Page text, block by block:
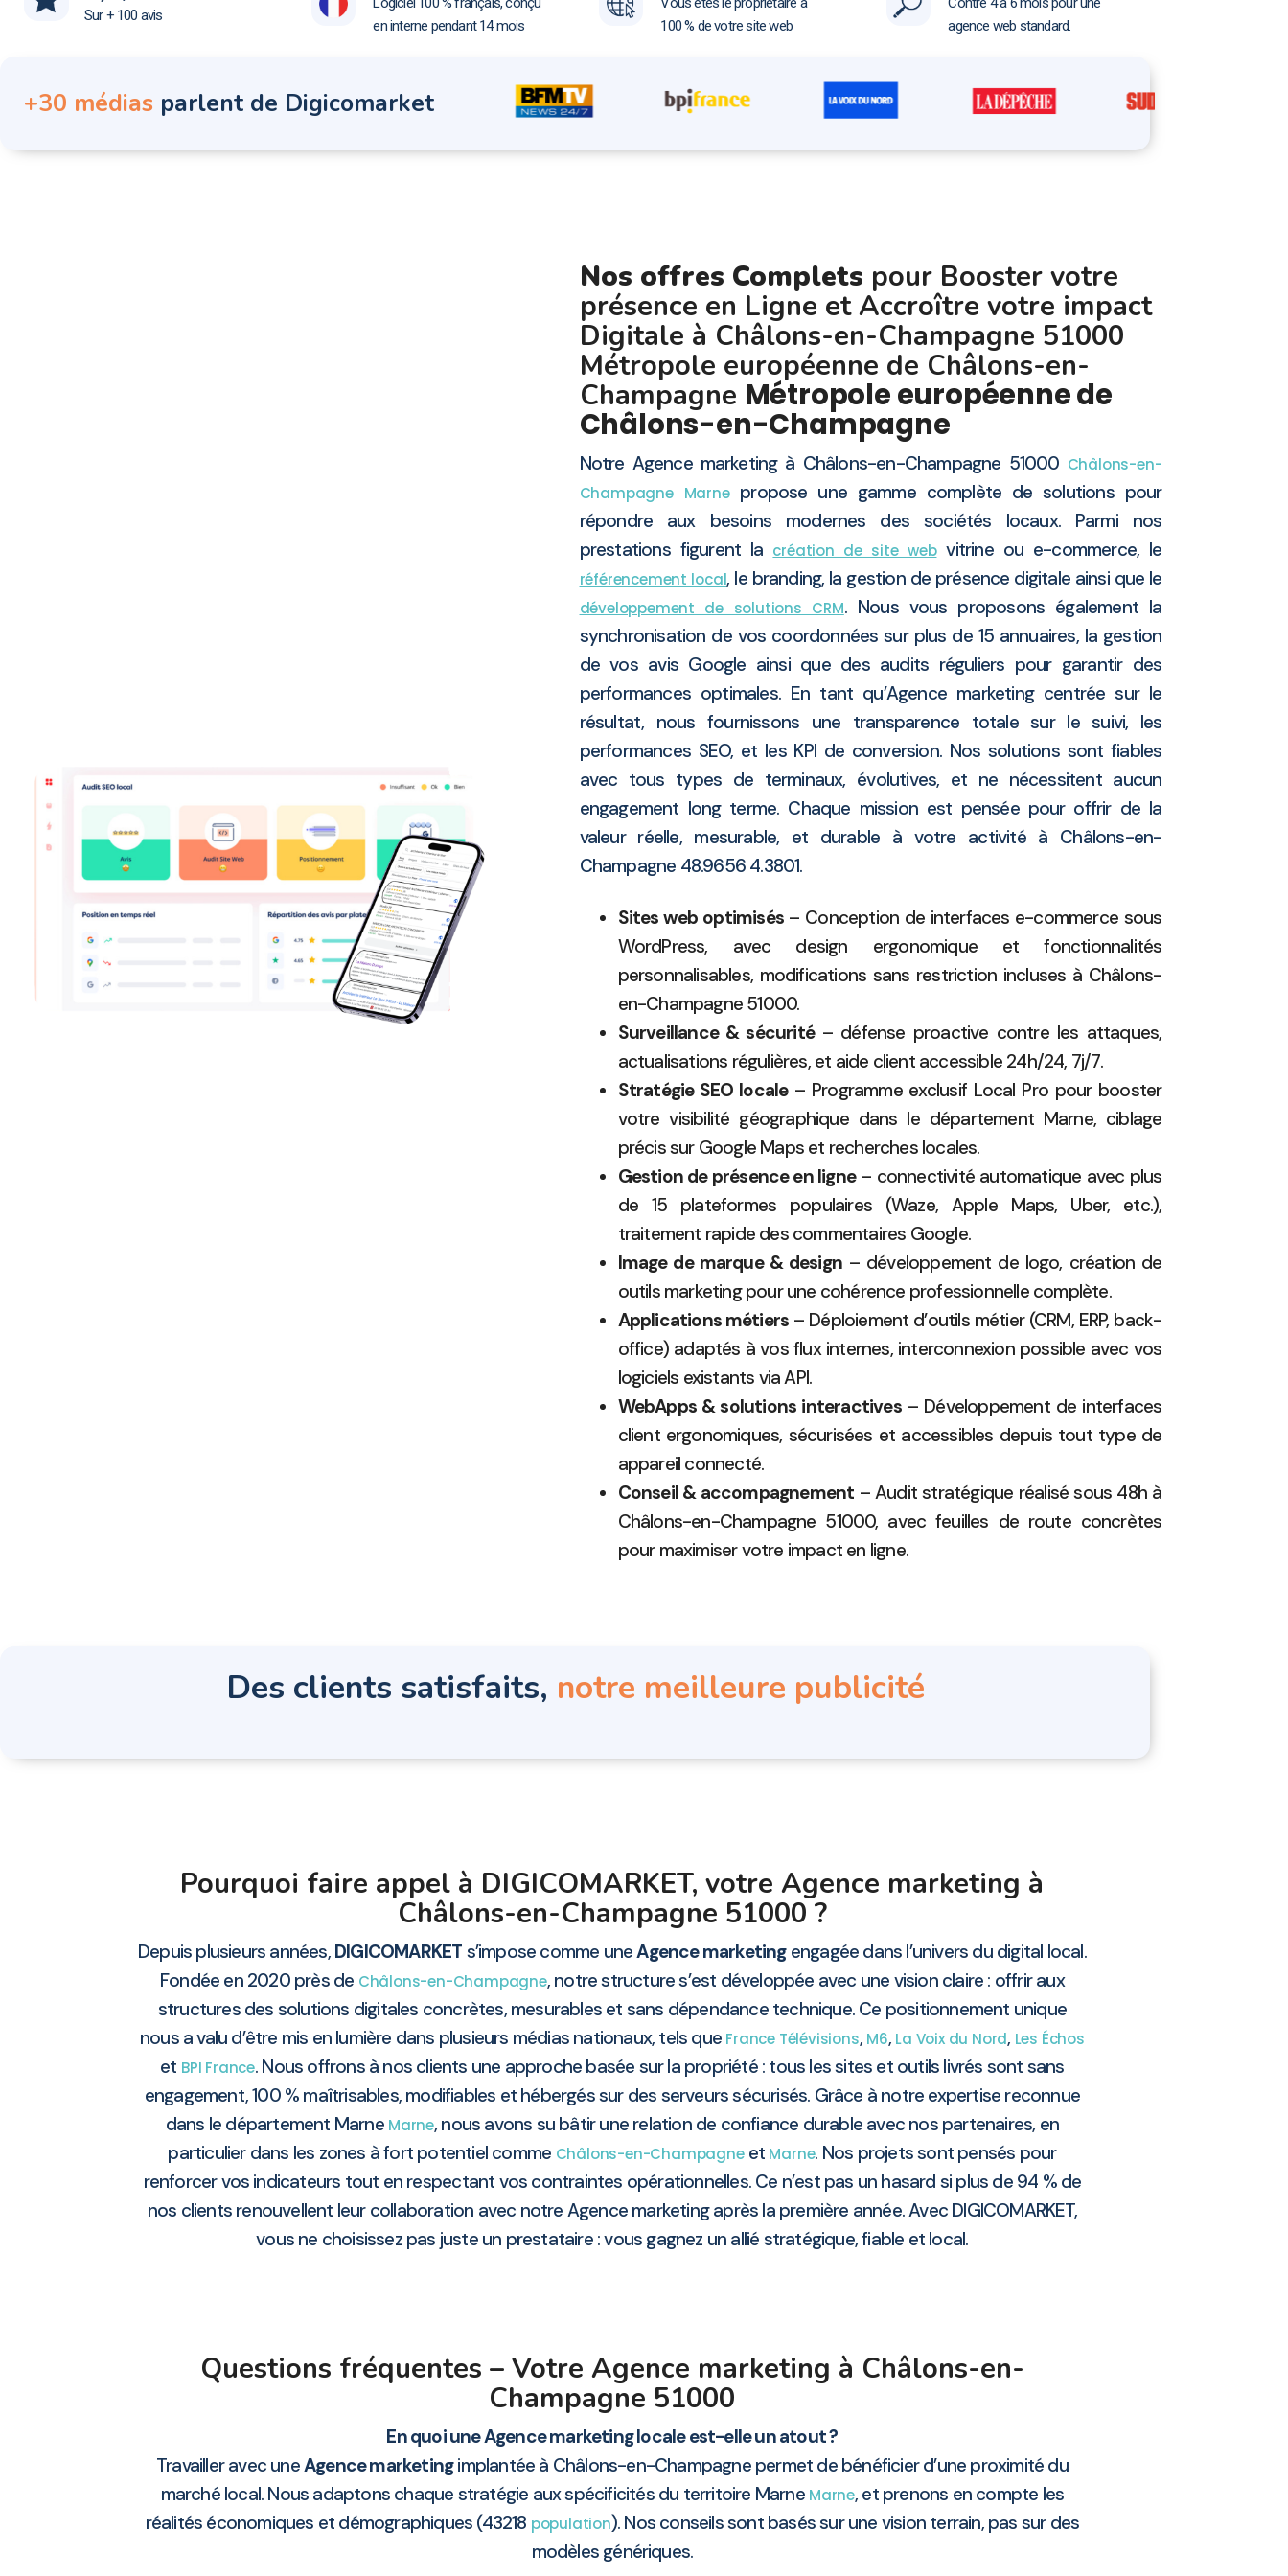
Sur + 100 avis
en interne pendant 14 mois
100 % de votre site web
agence web standard.
+30 médias parlent de Digicomarket
Nos offres Complets pour Booster votre
présence en Ligne et Accroître votre impact
Digitale à Châlons-en-Champagne 51000
Métropole européenne de Châlons-en-
Champagne Métropole européenne de
Châlons-en-Champagne
Notre Agence marketing à Châlons-en-Champagne 51000 Châlons-en-
Champagne Marnepropose une gamme complète de solutions pour
répondre aux besoins modernes des sociétés locaux. Parmi nos
prestations figurent la création de site webvitrine ou e-commerce, le
référencement local, le branding, la gestion de présence digitale ainsi que le
développement de solutions CRM. Nous vous proposons également la
synchronisation de vos coordonnées sur plus de 15 annuaires, la gestion
de vos avis Google ainsi que des audits réguliers pour garantir des
performances optimales. En tant qu’Agence marketing centrée sur le
résultat, nous fournissons une transparence totale sur le suivi, les
performances SEO, et les KPI de conversion. Nos solutions sont fiables
avec tous types de terminaux, évolutives, et ne nécessitent aucun
engagement long terme. Chaque mission est pensée pour offrir de la
valeur réelle, mesurable, et durable à votre activité à Châlons-en-
Champagne 48.9656 4.3801.
Sites web optimisés– Conception de interfaces e-commerce sous
WordPress, avec design ergonomique et fonctionnalités
personnalisables, modifications sans restriction incluses à Châlons-
en-Champagne 51000.
Surveillance & sécurité– défense proactive contre les attaques,
actualisations régulières, et aide client accessible 24h/24, 7j/7.
Stratégie SEO locale– Programme exclusif Local Pro pour booster
votre visibilité géographique dans le département Marne, ciblage
précis sur Google Maps et recherches locales.
Gestion de présence en ligne– connectivité automatique avec plus
de 15 plateformes populaires (Waze, Apple Maps, Uber, etc.),
traitement rapide des commentaires Google.
Image de marque & design – développement de logo, création de
outils marketing pour une cohérence professionnelle complète.
Applications métiers – Déploiement d’outils métier (CRM, ERP, back-
office) adaptés à vos flux internes, interconnexion possible avec vos
logiciels existants via API.
WebApps & solutions interactives– Développement de interfaces
client ergonomiques, sécurisées et accessibles depuis tout type de
appareil connecté.
Conseil & accompagnement – Audit stratégique réalisé sous 48h à
Châlons-en-Champagne 51000, avec feuilles de route concrètes
pour maximiser votre impact en ligne.
Des clients satisfaits, notre meilleure publicité
Pourquoi faire appel à DIGICOMARKET, votre Agence marketing à
Châlons-en-Champagne 51000 ?
Depuis plusieurs années, DIGICOMARKET s’impose comme uneAgence marketingengagée dans l’univers du digital local.
Fondée en 2020 près de Châlons-en-Champagne, notre structure s’est développée avec une vision claire : offrir aux
structures des solutions digitales concrètes, mesurables et sans dépendance technique. Ce positionnement unique
nous a valu d’être mis en lumière dans plusieurs médias nationaux, tels que France Télévisions, M6, La Voix du Nord, Les Échos
et BPI France. Nous offrons à nos clients une approche basée sur la propriété : tous les sites et outils livrés sont sans
engagement, 100 % maîtrisables, modifiables et hébergés sur des serveurs sécurisés. Grâce à notre expertise reconnue
dans le département Marne Marne, nous avons su bâtir une relation de confiance durable avec nos partenaires, en
particulier dans les zones à fort potentiel comme Châlons-en-Champagneet Marne. Nos projets sont pensés pour
renforcer vos indicateurs tout en respectant vos contraintes opérationnelles. Ce n’est pas un hasard si plus de 94 % de
nos clients renouvellent leur collaboration avec notre Agence marketing après la première année. Avec DIGICOMARKET,
vous ne choisissez pas juste un prestataire : vous gagnez un allié stratégique, fiable et local.
Questions fréquentes – Votre Agence marketing à Châlons-en-
Champagne 51000
En quoi une Agence marketing locale est-elle un atout ?
Travailler avec uneAgence marketingimplantée à Châlons-en-Champagne permet de bénéficier d’une proximité du
marché local. Nous adaptons chaque stratégie aux spécificités du territoire Marne Marne, et prenons en compte les
réalités économiques et démographiques (43218 population). Nos conseils sont basés sur une vision terrain, pas sur des
modèles génériques.